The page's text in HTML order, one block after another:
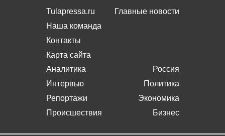
Tulapressa.ru
Наша команда
Контакты
Карта сайта
Главные новости
Аналитика
Интервью
Репортажи
Происшествия
Россия
Политика
Экономика
Бизнес